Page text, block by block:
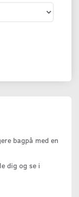
bagpå med en
dig og se i